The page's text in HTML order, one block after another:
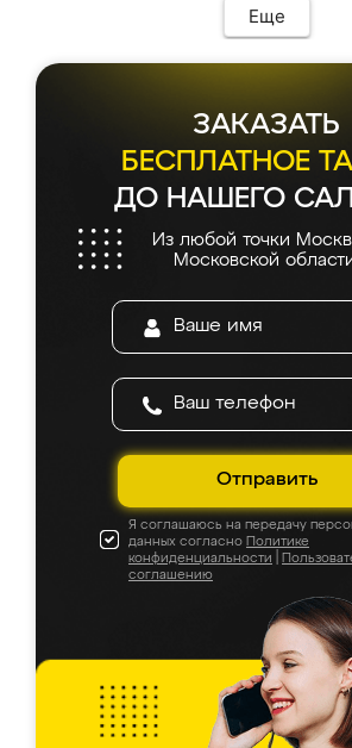
Еще
ЗАКАЗАТЬ
БЕСПЛАТНОЕ
ДО НАШЕГО
Из любой точки
Московской
Отправить
Я соглашаюсь на передачу
данных согласно Политике
конфиденциальности
соглашению